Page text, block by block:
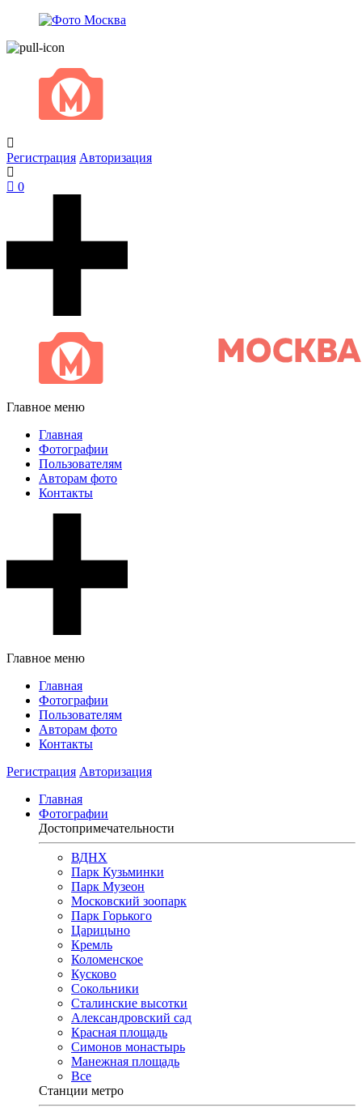
Регистрация Авторизация
0
Главное меню
Главная
Фотографии
Пользователям
Авторам фото
Контакты
Главное меню
Главная
Фотографии
Пользователям
Авторам фото
Контакты
Регистрация Авторизация
Главная
Фотографии
Достопримечательности
ВДНХ
Парк Кузьминки
Парк Музеон
Московский зоопарк
Парк Горького
Царицыно
Кремль
Коломенское
Кусково
Сокольники
Сталинские высотки
Александровский сад
Красная площадь
Симонов монастырь
Манежная площадь
Все
Станции метро